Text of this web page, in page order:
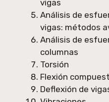
vigas
Análisis de
vigas: métodos
Análisis de
columnas
Torsión
Flexión
Deflexión de